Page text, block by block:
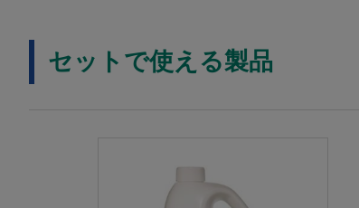
セットで使える製品